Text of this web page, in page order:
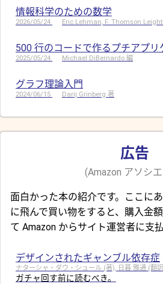
情報科学のための数学
2026/05/24 Eric Lehman, F. Thomson
500 行のコードで作るプチアプリ
2025/05/24 Michael DiBernardo 編
グラフ理論入門
2024/06/15 Darij Grinberg 著
広告
(Amazon アソシ
面白かった本の紹介です。ここに
に飛んで買い物をすると、購入金
て Amazon からサイト運営者に支払
デザインされたギャンブル依存症
ナターシャ・ダウ・シュール (著), 日暮 雅通 (翻
ガチャ回す前に読むべき。